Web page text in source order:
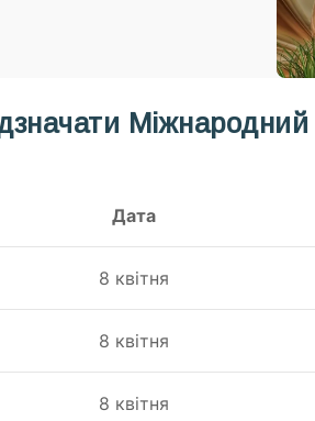
Дата
8 квітня
8 квітня
8 квітня